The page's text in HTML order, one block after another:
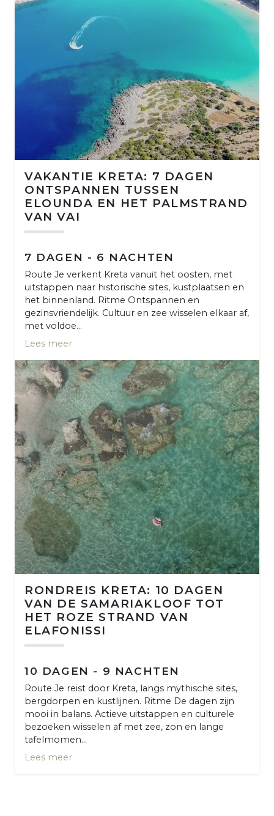
VAKANTIE KRETA: 7 DAGEN
ONTSPANNEN TUSSEN
ELOUNDA EN HET PALMSTRAND
VAN VAI
7 DAGEN - 6 NACHTEN
Route Je verkent Kreta vanuit het oosten, met
uitstappen naar historische sites, kustplaatsen en
het binnenland. Ritme Ontspannen en
gezinsvriendelijk. Cultuur en zee wisselen elkaar af,
met voldoe...
Lees meer
RONDREIS KRETA: 10 DAGEN
VAN DE SAMARIAKLOOF TOT
HET ROZE STRAND VAN
ELAFONISSI
10 DAGEN - 9 NACHTEN
Route Je reist door Kreta, langs mythische sites,
bergdorpen en kustlijnen. Ritme De dagen zijn
mooi in balans. Actieve uitstappen en culturele
bezoeken wisselen af met zee, zon en lange
tafelmomen...
Lees meer